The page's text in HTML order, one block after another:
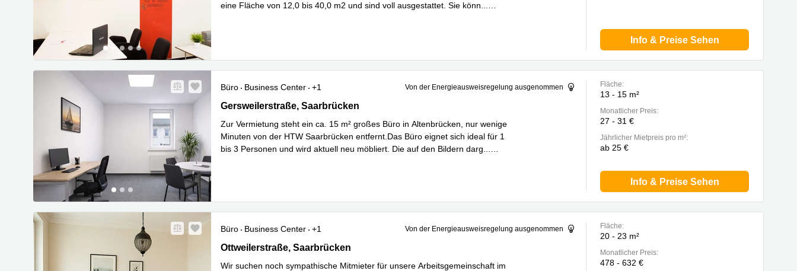
eine Fläche von 12,0 bis 40,0 m2 und sind voll ausgestattet. Sie könn
Info & Preise Sehen
Büro Business Center +1 Von der Energieausweisregelung ausgenommen
Gersweilerstraße 37A, Saarbrücken
Gersweilerstraße, Saarbrücken
Zur Vermietung steht ein ca. 15 m² großes Büro in Altenbrücken, nur wenige
Minuten von der HTW Saarbrücken entfernt.Das Büro eignet sich ideal für 1
bis 3 Personen und wird aktuell neu möbliert. Die auf den Bildern darg
Fläche:
13 - 15 m²
Monatlicher Preis:
27 - 31 €
Jährlicher Mietpreis pro m²:
ab 25 €
Info & Preise Sehen
Büro Business Center +1 Von der Energieausweisregelung ausgenommen
Ottweilerstraße 141, Saarbrücken
Ottweilerstraße, Saarbrücken
Wir suchen noch sympathische Mitmieter für unsere Arbeitsgemeinschaft im
Fläche:
20 - 23 m²
Monatlicher Preis:
478 - 632 €